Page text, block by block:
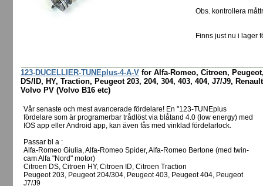
Obs. kontrollera
Finns just nu i lager
123-DUCELLIER-TUNEplus-4-A-V for Alfa-Romeo, Citroen,
DS/ID, HY, Traction, Peugeot 203, 204, 304, 403, 404, J7/J9,
Volvo PV (Volvo B16 etc)
Vår senaste och mest avancerade fördelare! En "123-TUNEplus
fördelare som är programerbar trådlöst via blåtand 4.0 (low energy) med
IOS app eller Android app, kan även fås med vinklad fördelarlock.
Passar bl a :
Alfa-Romeo Giulia, Alfa-Romeo Spider, Alfa-Romeo Bertone (med twin-
cam Alfa "Nord" motor)
Citroen DS, Citroen HY, Citroen ID, Citroen Traction
Peugeot 203, Peugeot 204/304, Peugeot 403, Peugeot 404, Peugeot
J7/J9